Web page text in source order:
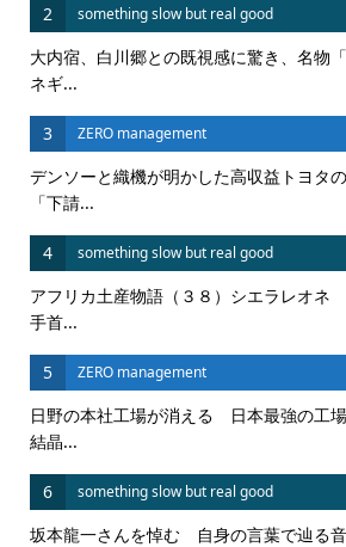
2 something slow but real good
大内宿、白川郷との既視感に驚き、名物
ネギ...
3 ZERO management
デンソーと織機が明かした高収益トヨタ
「下請...
4 something slow but real good
アフリカ土産物語（３８）シエラレオ
手首...
5 ZERO management
日野の本社工場が消える 日本最強の工
結晶...
6 something slow but real good
坂本龍一さんを悼む 自身の言葉で辿る